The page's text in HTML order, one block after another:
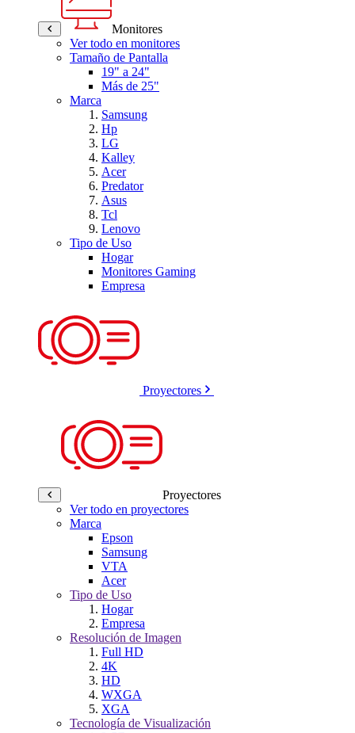
Monitores
Ver todo en monitores
Tamaño de Pantalla
19" a 24"
Más de 25"
Marca
Samsung
Hp
LG
Kalley
Acer
Predator
Asus
Tcl
Lenovo
Tipo de Uso
Hogar
Monitores Gaming
Empresa
Proyectores
Proyectores
Ver todo en proyectores
Marca
Epson
Samsung
VTA
Acer
Tipo de Uso
Hogar
Empresa
Resolución de Imagen
Full HD
4K
HD
WXGA
XGA
Tecnología de Visualización